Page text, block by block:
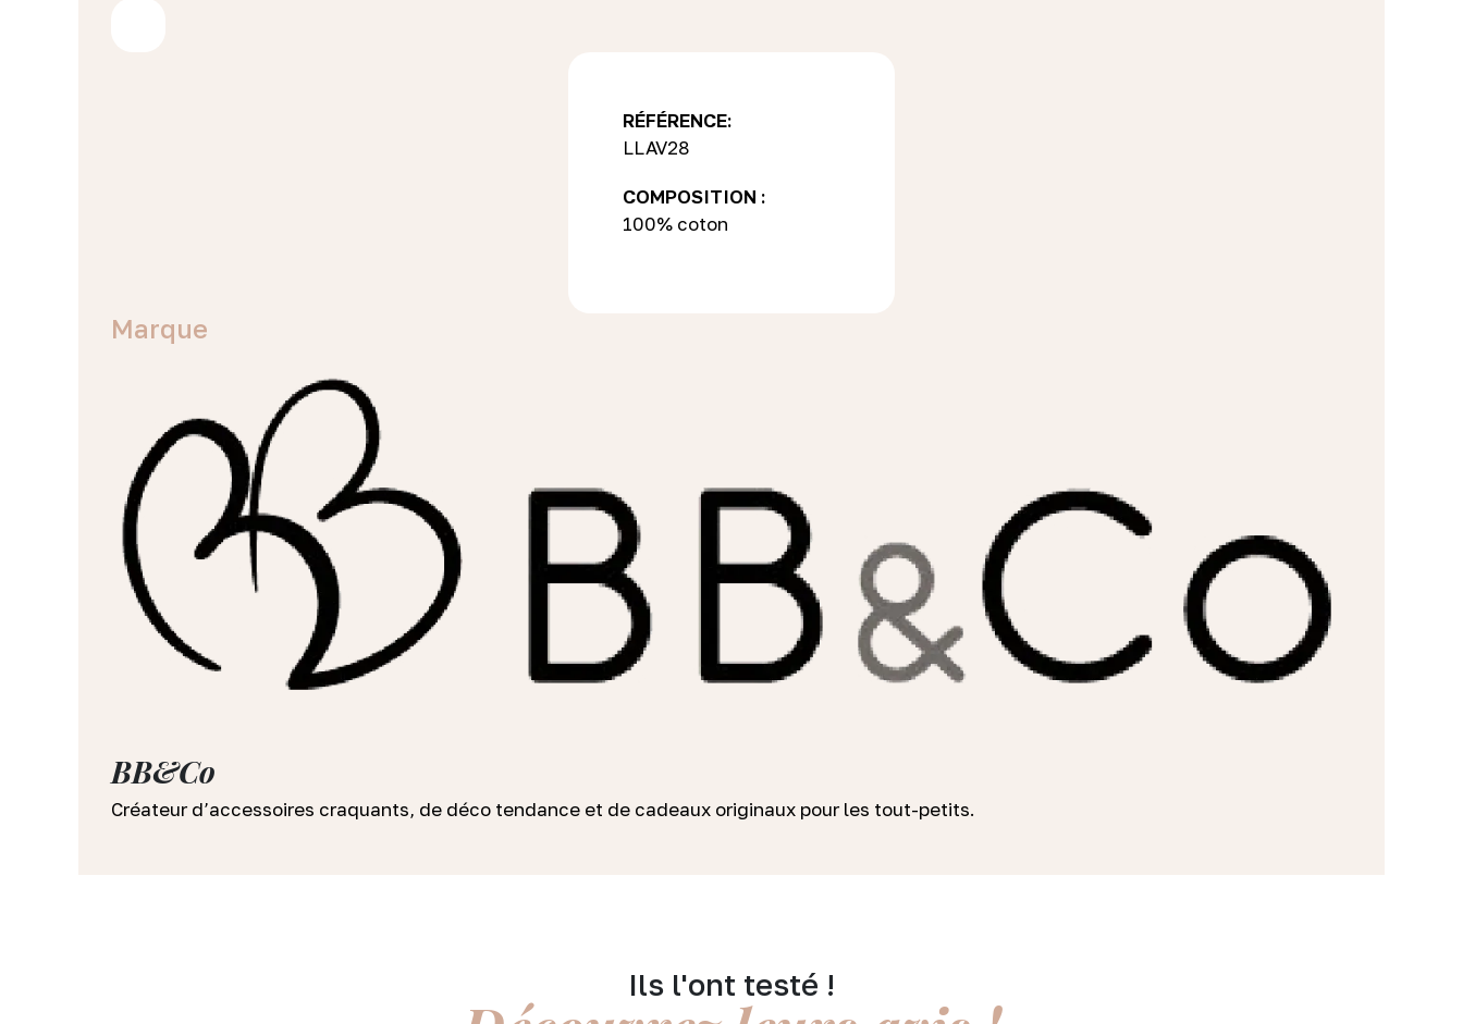
RÉFÉRENCE:
LLAV28
COMPOSITION :
100% coton
Marque
BB&Co
Créateur d’accessoires craquants, de déco tendance et de cadeaux originaux pour les tout-petits.
Ils l'ont testé !